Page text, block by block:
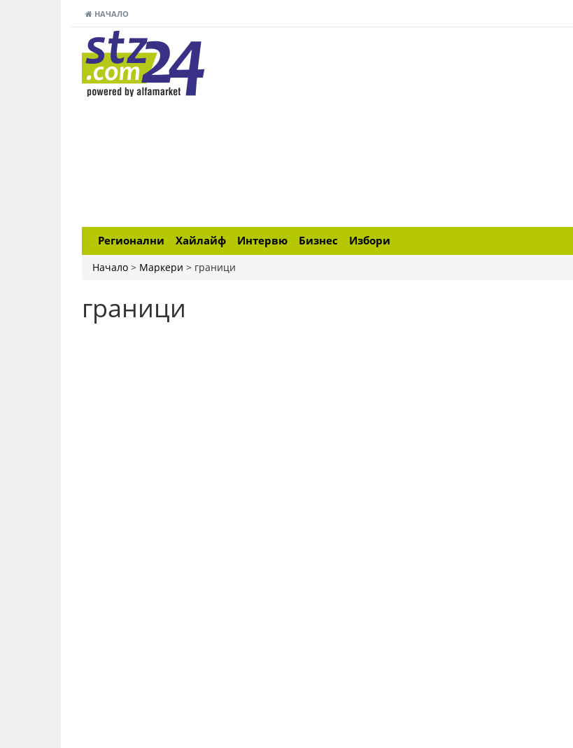
НАЧАЛО
Регионални Хайлайф Интервю Бизнес Избори
Начало > Маркери > граници
граници